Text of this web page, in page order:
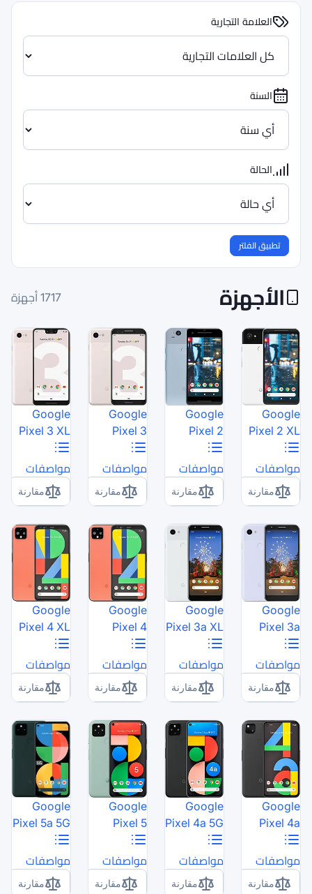
Google
Pixel 3
مواصفات
مقارنة
Google
Pixel 3 XL
مواصفات
مقارنة
Google
Pixel 4
مواصفات
مقارنة
Google
Pixel 4 XL
مواصفات
مقارنة
Google
Pixel 5
مواصفات
مقارنة
Google
Pixel 5a 5G
مواصفات
مقارنة